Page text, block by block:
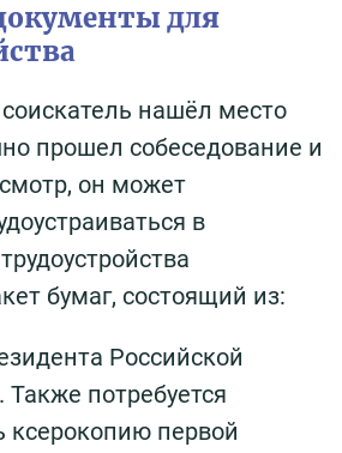
для
нашёл место
прошел собеседование и
он может
в
бумаг, состоящий из:
Российской
потребуется
ксерокопию первой